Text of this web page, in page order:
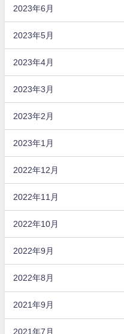
2023年6月
2023年5月
2023年4月
2023年3月
2023年2月
2023年1月
2022年12月
2022年11月
2022年10月
2022年9月
2022年8月
2021年9月
2021年7月